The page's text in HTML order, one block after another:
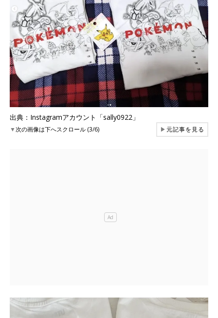
出典：Instagramアカウント「sally0922」
▼次の画像は下へスクロール (3/6) ▶元記事を見る